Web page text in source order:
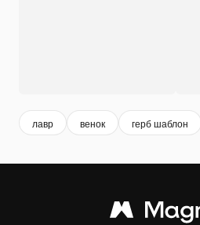
лавр венок герб шаблон